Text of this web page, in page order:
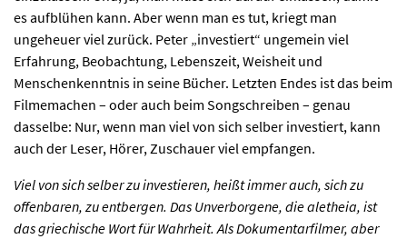
es aufblühen kann. Aber wenn man es tut, kriegt man
ungeheuer viel zurück. Peter „investiert“ ungemein viel
Erfahrung, Beobachtung, Lebenszeit, Weisheit und
Menschenkenntnis in seine Bücher. Letzten Endes ist das beim
Filmemachen – oder auch beim Songschreiben – genau
dasselbe: Nur, wenn man viel von sich selber investiert, kann
auch der Leser, Hörer, Zuschauer viel empfangen.
Viel von sich selber zu investieren, heißt immer auch, sich zu
offenbaren, zu entbergen. Das Unverborgene, die aletheia, ist
das griechische Wort für Wahrheit. Als Dokumentarfilmer, aber